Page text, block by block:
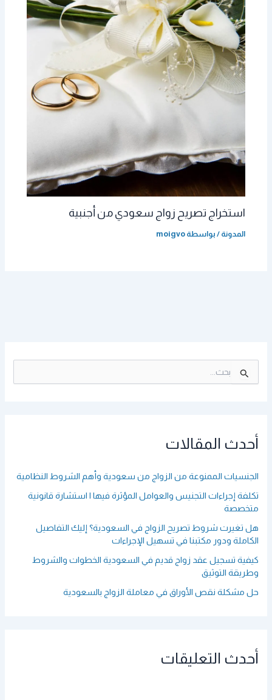
استخراج تصريح زواج سعودي من أجنبية
المدونة / بواسطة moigvo
ل
ع
ن
أحدث المقالات
الجنسيات الممنوعة من الزواج من سعودية وأهم الشروط النظامية
تكلفة إجراءات التجنيس والعوامل المؤثرة فيها | استشارة قانونية
متخصصة
هل تغيرت شروط تصريح الزواج في السعودية؟ إليك التفاصيل
الكاملة ودور مكتبنا في تسهيل الإجراءات
كيفية تسجيل عقد زواج قديم في السعودية الخطوات والشروط
وطريقة التوثيق
حل مشكلة نقص الأوراق في معاملة الزواج بالسعودية
أحدث التعليقات